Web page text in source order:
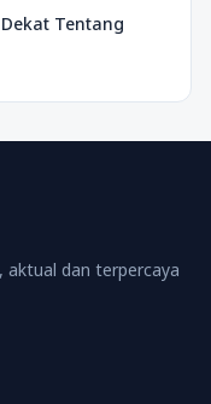
Tentang
aktual dan terpercaya